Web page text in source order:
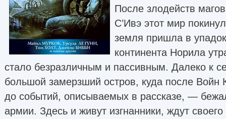
После злодейств
С’Ивэ этот мир
земля пришла в
континента Норила
стало безразличным и пассивным. Далеко к
большой замерзший остров, куда после Войн
до событий, описываемых в рассказе, —
армии. Здесь и живут изгнанники, ждут